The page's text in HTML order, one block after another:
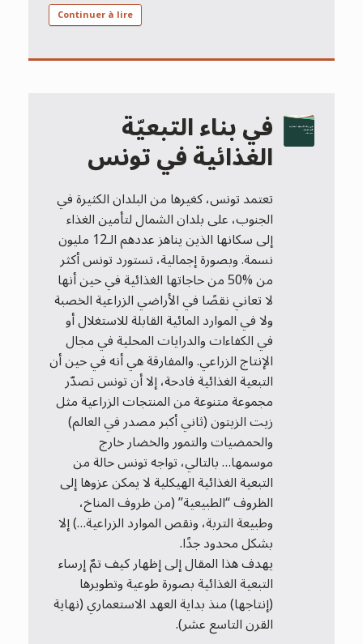
Continuer à lire
في بناء التبعيّة
الغذائية في تونس
تعتمد تونس، كغيرها من البلدان الكثيرة في
الجنوب، على بلدان الشمال لتأمين الغذاء
إلى سكانها الذين يناهز عددهم الـ12 مليون
نسمة. وبصورة إجمالية، تستورد تونس أكثر
من %50 من حاجاتها الغذائية في حين أنها
لا تعاني نقصًا في الأراضي الزراعية الخصبة
ولا في الموارد المائية القابلة للاستغلال أو
في الكفاءات والدرايات المحلية في مجال
الإنتاج الزراعي. والمفارقة هي أنه في حين أن
التبعية الغذائية فادحة، إلا أن تونس تصدّر
مجموعة متنوعة من المنتجات الزراعية مثل
زيت الزيتون (ثاني أكبر مصدر في العالم)
والحمضيات والتمور والخضار خارج
موسمها… بالتالي، تواجه تونس حالة من
التبعية الغذائية الهيكلية لا يمكن عزوها إلى
الظروف “الطبيعية” (من ظروف المناخ،
وطبيعة التربة، ونقص الموارد الزراعية…) إلا
بشكل محدود جدًا.
يهدف هذا المقال إلى إظهار كيف تمٌ إرساء
التبعية الغذائية بصورة طوعية وتطويرها
(إنتاجها) منذ بداية العهد الاستعماري (نهاية
القرن التاسع عشر).